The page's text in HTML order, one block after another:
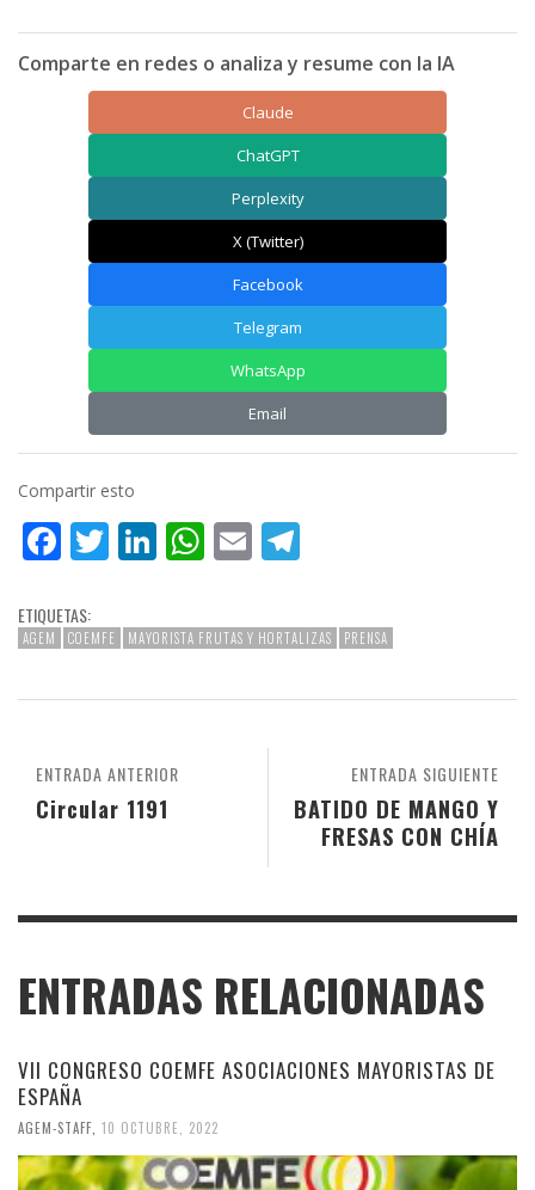
Comparte en redes o analiza y resume con la IA
Claude
ChatGPT
Perplexity
X (Twitter)
Facebook
Telegram
WhatsApp
Email
Compartir esto
Facebook
Twitter
LinkedIn
WhatsApp
Email
ETIQUETAS:
AGEM COEMFE MAYORISTA FRUTAS Y HORTALIZAS PRENSA
ENTRADA SIGUIENTE
BATIDO DE MANGO Y
FRESAS CON CHÍA
ENTRADA ANTERIOR
Circular 1191
ENTRADAS RELACIONADAS
VII CONGRESO COEMFE ASOCIACIONES MAYORISTAS DE
ESPAÑA
AGEM-STAFF 10 OCTUBRE, 2022